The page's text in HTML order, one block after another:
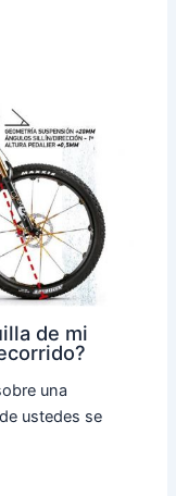
de mi
una
ustedes se